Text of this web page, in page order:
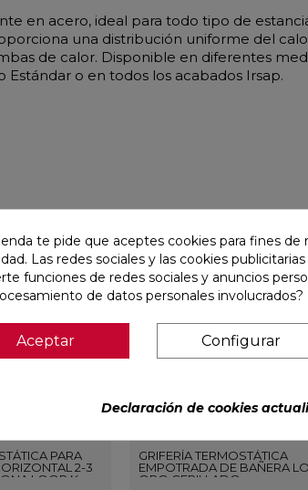
en acero, ideal para todo tipo de
una distribución uniforme del
de calor. Disponible en diferentes
o en todos los acabados Irsap.
PARA
2-3
LOOP K
favorite
GRIFERÍA TERMOSTÁTICA
EMPOTRADA DE BAÑERA
ORO CEPILLADO
te pide que aceptes cookies para fines de
Las redes sociales y las cookies
funciones de redes sociales y anuncios
de datos personales involucrados?
Aceptar Configurar
Declaración de cookies